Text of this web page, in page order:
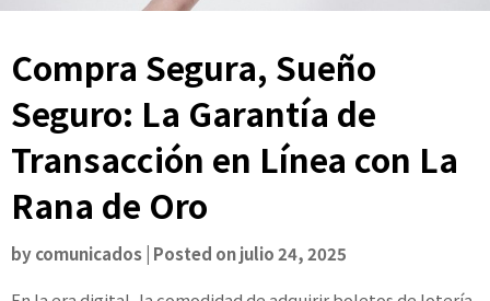
Compra Segura, Sueño
Seguro: La Garantía de
Transacción en Línea con La
Rana de Oro
bycomunicados Posted onjulio 24, 2025